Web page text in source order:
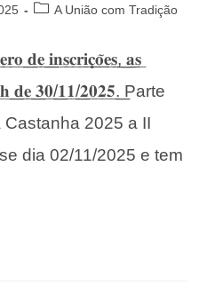
A União com Tradição
͟𝐝͟𝐞͟ ͟𝐢͟𝐧͟𝐬͟𝐜͟𝐫͟𝐢͟𝐜̧͟͟𝐨̃͟͟𝐞͟𝐬͟,͟ ͟𝐚͟𝐬͟
͟𝐝͟𝐞͟ ͟𝟑͟𝟎͟/͟𝟏͟𝟏͟/͟𝟐͟𝟎͟𝟐͟𝟓͟.͟ Parte
2025 a II
dia 02/11/2025 e tem